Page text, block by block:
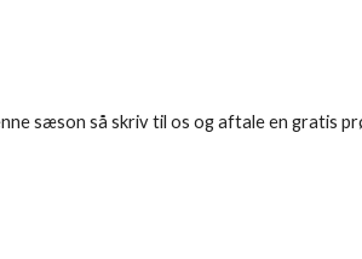
sæson så skriv til os og aftale en gratis